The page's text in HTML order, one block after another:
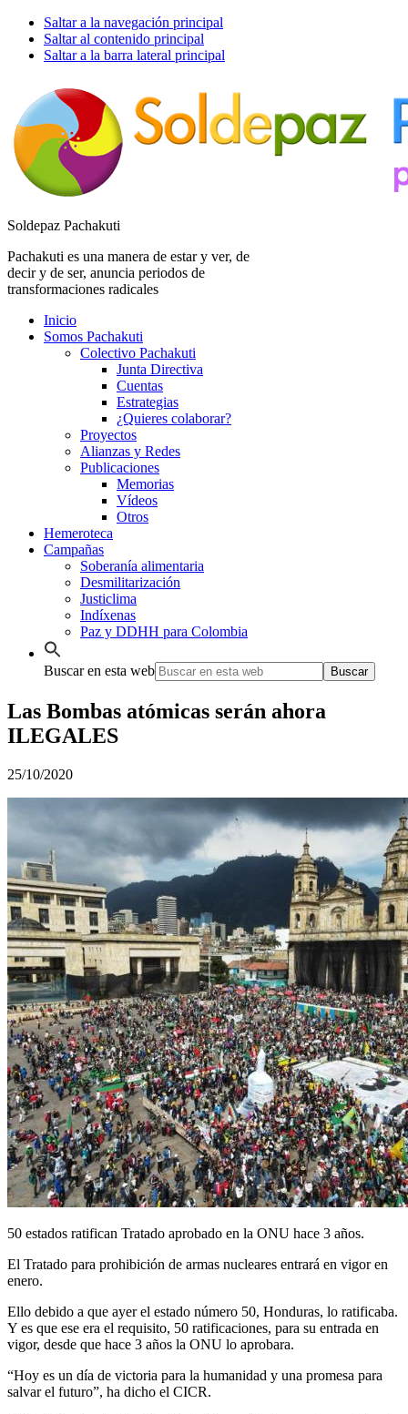
Saltar a la navegación principal
Saltar al contenido principal
Saltar a la barra lateral principal
Soldepaz Pachakuti
Pachakuti es una manera de estar y ver, de
decir y de ser, anuncia periodos de
transformaciones radicales
Inicio
Somos Pachakuti
Colectivo Pachakuti
Junta Directiva
Cuentas
Estrategias
¿Quieres colaborar?
Proyectos
Alianzas y Redes
Publicaciones
Memorias
Vídeos
Otros
Hemeroteca
Campañas
Soberanía alimentaria
Desmilitarización
Justiclima
Indíxenas
Paz y DDHH para Colombia
Buscar en esta web
Las Bombas atómicas serán ahora
ILEGALES
25/10/2020
50 estados ratifican Tratado aprobado en la ONU hace 3 años.
El Tratado para prohibición de armas nucleares entrará en vigor en
enero.
Ello debido a que ayer el estado número 50, Honduras, lo ratificaba.
Y es que ese era el requisito, 50 ratificaciones, para su entrada en
vigor, desde que hace 3 años la ONU lo aprobara.
“Hoy es un día de victoria para la humanidad y una promesa para
salvar el futuro”, ha dicho el CICR.